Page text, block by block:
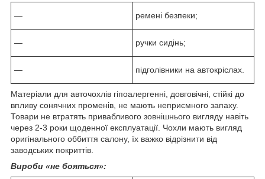
— ремені безпеки;
— ручки сидінь;
— підголівники на автокріслах.
Матеріали для авточохлів гіпоалергенні, довговічні, стійкі до
впливу сонячних променів, не мають неприємного запаху.
Товари не втратять привабливого зовнішнього вигляду навіть
через 2-3 роки щоденної експлуатації. Чохли мають вигляд
оригінального оббиття салону, їх важко відрізнити від
заводських покриттів.
Вироби «не бояться»: